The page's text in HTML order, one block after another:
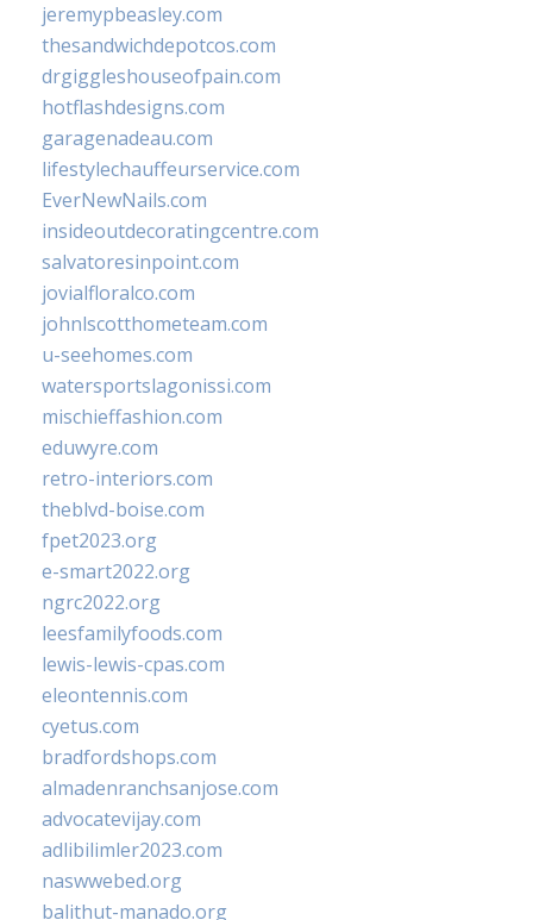
jeremypbeasley.com
thesandwichdepotcos.com
drgiggleshouseofpain.com
hotflashdesigns.com
garagenadeau.com
lifestylechauffeurservice.com
EverNewNails.com
insideoutdecoratingcentre.com
salvatoresinpoint.com
jovialfloralco.com
johnlscotthometeam.com
u-seehomes.com
watersportslagonissi.com
mischieffashion.com
eduwyre.com
retro-interiors.com
theblvd-boise.com
fpet2023.org
e-smart2022.org
ngrc2022.org
leesfamilyfoods.com
lewis-lewis-cpas.com
eleontennis.com
cyetus.com
bradfordshops.com
almadenranchsanjose.com
advocatevijay.com
adlibilimler2023.com
naswwebed.org
balithut-manado.org